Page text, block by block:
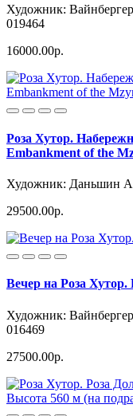
Художник:
019464
16000.00р.
Роза Хутор.
Embankment of the
Художник: Даньшин
29500.00р.
Вечер на Роза
Художник:
016469
27500.00р.